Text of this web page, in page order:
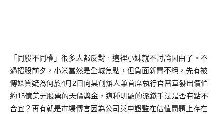
「同股不同權」很多人都反對，這裡小妹就不討論因由了。不
過招股前夕，小米當然是全城焦點，但負面新聞不絕，先有被
傳媒質疑為何於4月2日向其創辦人兼首席執行官雷軍發出價值
約15億美元股票的天價獎金，這種明顯的派錢手法是否有點不
合宜？再有就是市場傳言因為公司與中證監在估值問題上存在